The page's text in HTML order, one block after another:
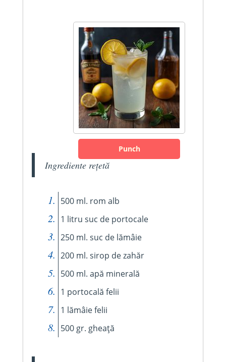
Punch
Ingrediente rețetă
500 ml. rom alb
1 litru suc de portocale
250 ml. suc de lămâie
200 ml. sirop de zahăr
500 ml. apă minerală
1 portocală felii
1 lămâie felii
500 gr. gheață